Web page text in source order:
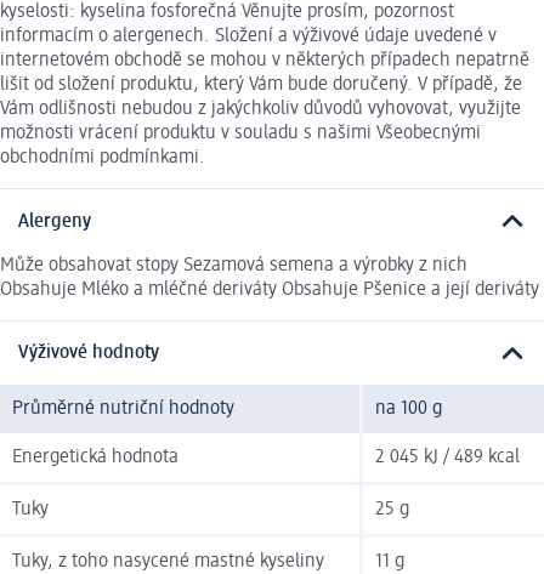
kyselosti: kyselina fosforečná Věnujte prosím, pozornost
informacím o alergenech. Složení a výživové údaje uvedené v
internetovém obchodě se mohou v některých případech nepatrně
lišit od složení produktu, který Vám bude doručený. V případě, že
Vám odlišnosti nebudou z jakýchkoliv důvodů vyhovovat, využijte
možnosti vrácení produktu v souladu s našimi Všeobecnými
obchodními podmínkami.
Alergeny
Může obsahovat stopy Sezamová semena a výrobky z nich
Obsahuje Mléko a mléčné deriváty Obsahuje Pšenice a její deriváty
Výživové hodnoty
Průměrné nutriční hodnoty na 100 g
Energetická hodnota 2 045 kJ / 489 kcal
Tuky 25 g
Tuky, z toho nasycené mastné kyseliny 11 g